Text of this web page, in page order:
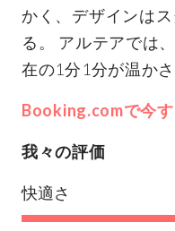
かく、デザインは
る。 アルテアでは
在の1分1分が温か
Booking.comで今す
我々の評価
快適さ